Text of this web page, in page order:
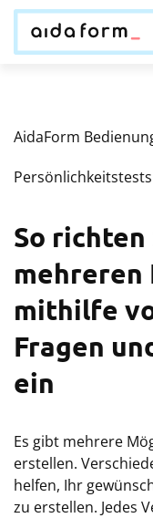
AidaForm
So
mehreren
mithilfe
Fragen
ein
Es gibt mehrere
erstellen.
helfen, Ihr
zu erstellen. Jedes